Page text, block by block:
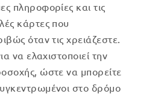
πληροφορίες και τις
κάρτες που
όταν τις χρειάζεστε.
να ελαχιστοποιεί την
ώστε να μπορείτε
στο δρόμο